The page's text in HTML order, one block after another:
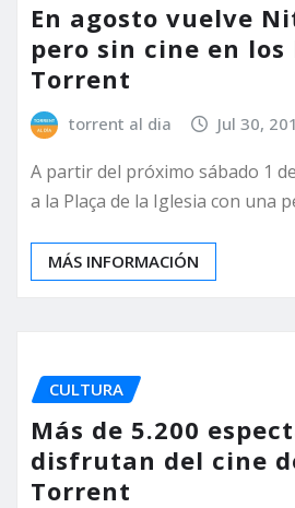
En agosto vuelve
pero sin cine en
Torrent
torrent al dia Jul 30,
A partir del próximo sábado 1
a la Plaça de la Iglesia con una
MÁS INFORMACIÓN
CULTURA
Más de 5.200
disfrutan del cine
Torrent